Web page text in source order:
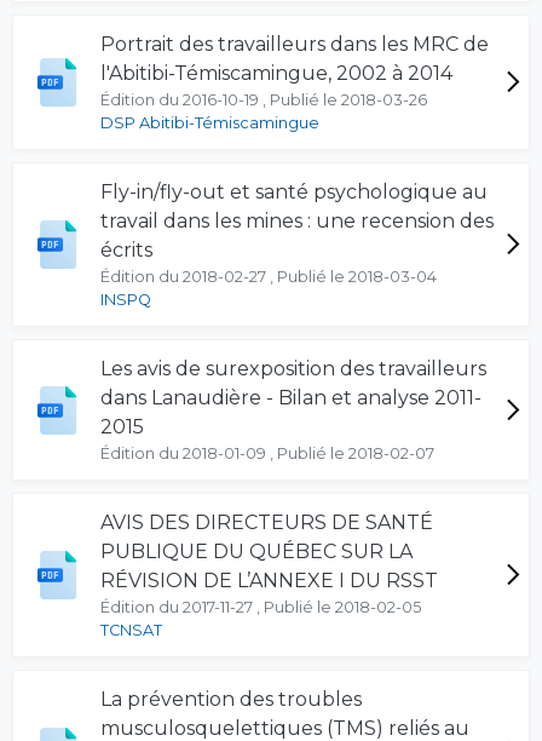
Portrait des travailleurs dans les MRC de
l'Abitibi-Témiscamingue, 2002 à 2014
Édition du 2016-10-19 , Publié le 2018-03-26
DSP Abitibi-Témiscamingue
Fly-in/fly-out et santé psychologique au
travail dans les mines : une recension des
écrits
Édition du 2018-02-27 , Publié le 2018-03-04
INSPQ
Les avis de surexposition des travailleurs
dans Lanaudière - Bilan et analyse 2011-
2015
Édition du 2018-01-09 , Publié le 2018-02-07
AVIS DES DIRECTEURS DE SANTÉ
PUBLIQUE DU QUÉBEC SUR LA
RÉVISION DE L’ANNEXE I DU RSST
Édition du 2017-11-27 , Publié le 2018-02-05
TCNSAT
La prévention des troubles
musculosquelettiques (TMS) reliés au